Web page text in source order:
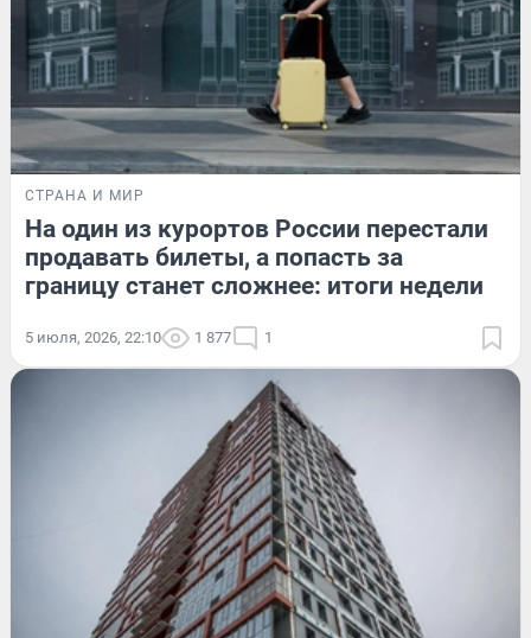
СТРАНА И МИР
На один из курортов России перестали
продавать билеты, а попасть за
границу станет сложнее: итоги недели
5 июля, 2026, 22:10 1 877 1